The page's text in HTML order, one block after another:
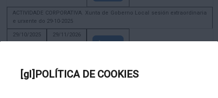
[gl]POLÍTICA DE COOKIES
ACTIVIDADE CORPORATIVA. Xunta de Goberno Local sesión extraordinaria
e urxente do 29-10-2025
29/10/2025
29/11/2026
Amosar
constitutiva da Xunta de Goberno Local extraordinaria e urxente 21.6.2023